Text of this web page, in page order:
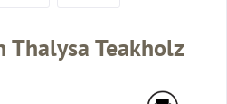
Thalysa Teakholz